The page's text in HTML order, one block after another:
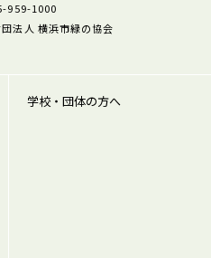
959-1000
法人 横浜市緑の協会
学校・団体の方へ